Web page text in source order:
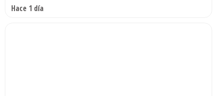
Hace 1 día